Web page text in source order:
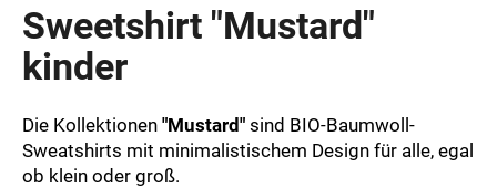
Produktbewertung
ist
1,0
von
Sternen.
Sweetshirt "Mustard"
kinder
Die Kollektionen "Mustard" sind BIO-Baumwoll-
Sweatshirts mit minimalistischem Design für alle, egal
ob klein oder groß.
r
e
m
f
e
h